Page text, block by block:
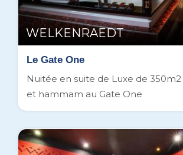
WELKENRAEDT
Le Gate One
Nuitée en suite de Luxe de 350m2
et hammam au Gate One